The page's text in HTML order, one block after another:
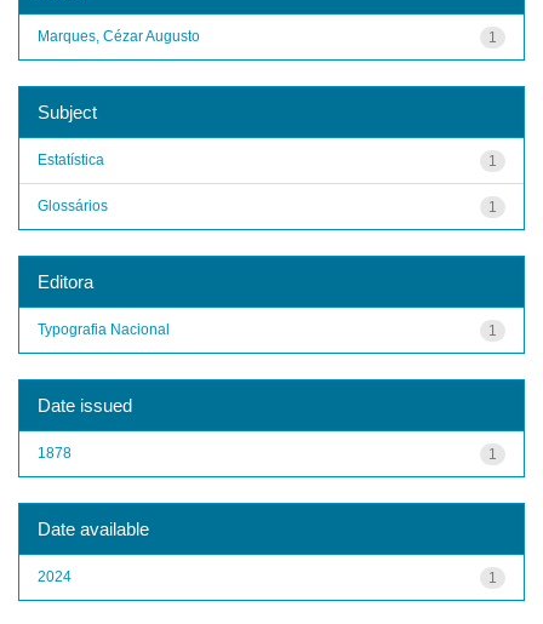
1
Marques, Cézar Augusto
Subject
1
Estatística
1
Glossários
Editora
1
Typografia Nacional
Date issued
1
1878
Date available
1
2024